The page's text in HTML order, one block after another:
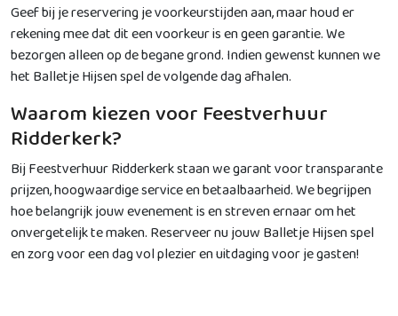
Geef bij je reservering je voorkeurstijden aan, maar houd er
rekening mee dat dit een voorkeur is en geen garantie. We
bezorgen alleen op de begane grond. Indien gewenst kunnen we
het Balletje Hijsen spel de volgende dag afhalen.
Waarom kiezen voor Feestverhuur
Ridderkerk?
Bij Feestverhuur Ridderkerk staan we garant voor transparante
prijzen, hoogwaardige service en betaalbaarheid. We begrijpen
hoe belangrijk jouw evenement is en streven ernaar om het
onvergetelijk te maken. Reserveer nu jouw Balletje Hijsen spel
en zorg voor een dag vol plezier en uitdaging voor je gasten!